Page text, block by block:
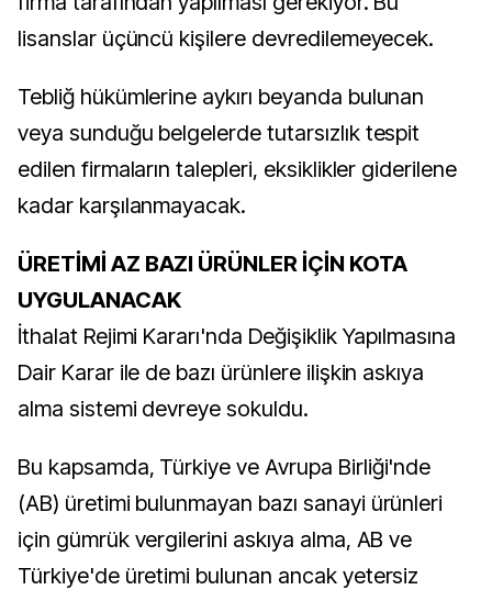
lisanslar üçüncü kişilere devredilemeyecek.
Tebliğ hükümlerine aykırı beyanda bulunan
veya sunduğu belgelerde tutarsızlık tespit
edilen firmaların talepleri, eksiklikler giderilene
kadar karşılanmayacak.
ÜRETİMİ AZ BAZI ÜRÜNLER İÇİN KOTA
UYGULANACAK
İthalat Rejimi Kararı'nda Değişiklik Yapılmasına
Dair Karar ile de bazı ürünlere ilişkin askıya
alma sistemi devreye sokuldu.
Bu kapsamda, Türkiye ve Avrupa Birliği'nde
(AB) üretimi bulunmayan bazı sanayi ürünleri
için gümrük vergilerini askıya alma, AB ve
Türkiye'de üretimi bulunan ancak yetersiz